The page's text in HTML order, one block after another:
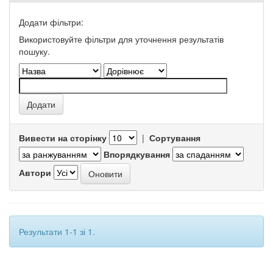
Додати фільтри:
Використовуйте фільтри для уточнення результатів
пошуку.
Вивести на сторінку | Сортування
Впорядкування
Автори
Результати 1-1 зі 1.